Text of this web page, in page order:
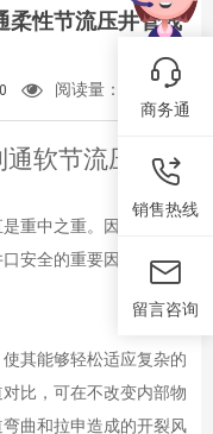
柔性节流压井管线
阅读量：
软节流压井管
重中之重。因其卓越的
安全的重要因素。以下
其能够轻松适应复杂的
比，可在不改变内部物
曲和拉申造成的开裂风
商务通
销售热线
留言咨询